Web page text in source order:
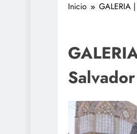
Inicio GALERIA